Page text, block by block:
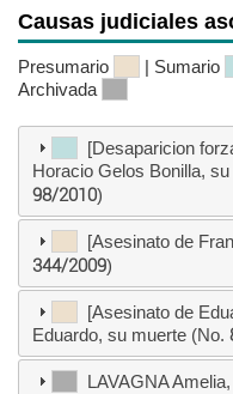
Causas judiciales
Presumario | Sumario
Archivada
[Desaparicion
Horacio Gelos Bonilla,
98/2010)
[Asesinato de
344/2009)
[Asesinato de
Eduardo, su muerte (No.
LAVAGNA